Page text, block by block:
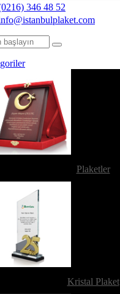
346 48 52
Plaketler
Kristal Plaket